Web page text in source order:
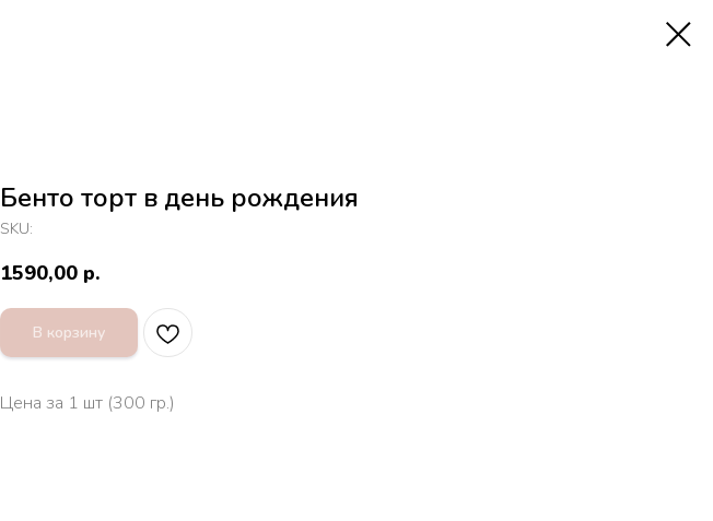
Бенто торт в день рождения
SKU:
1590,00 р.
В корзину
Цена за 1 шт (300 гр.)